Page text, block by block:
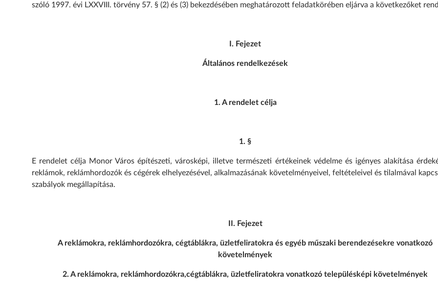
szóló 1997. évi LXXVIII. törvény 57. § (2) és (3) bekezdésében meghatározott feladatkörében eljárva a következőket
I. Fejezet
Általános rendelkezések
1. A rendelet célja
1. §
E rendelet célja Monor Város építészeti, városképi, illetve természeti értékeinek védelme és igényes alakítása
reklámok, reklámhordozók és cégérek elhelyezésével, alkalmazásának követelményeivel, feltételeivel és tilalmával
szabályok megállapítása.
II. Fejezet
A reklámokra, reklámhordozókra, cégtáblákra, üzletfeliratokra és egyéb műszaki berendezésekre vonatkozó
követelmények
2. A reklámokra, reklámhordozókra,cégtáblákra, üzletfeliratokra vonatkozó településképi követelmények